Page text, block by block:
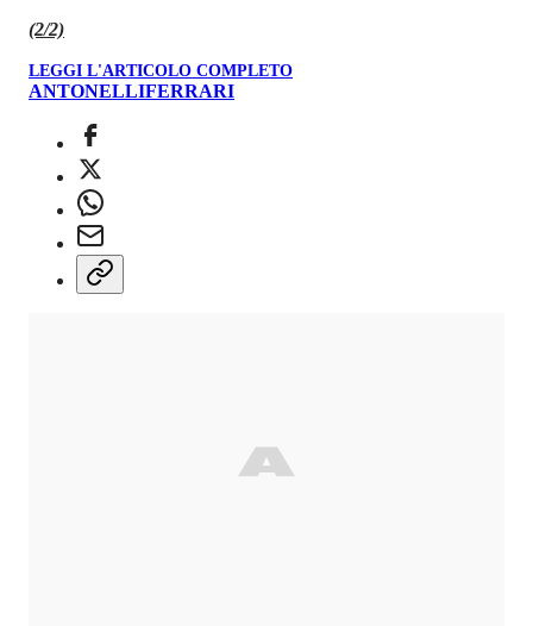
(2/2)
LEGGI L'ARTICOLO COMPLETO
ANTONELLIFERRARI